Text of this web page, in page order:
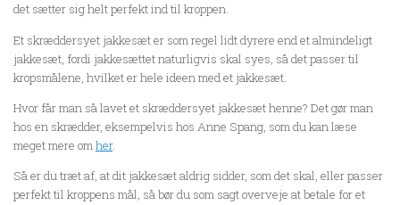
det sætter sig helt perfekt ind til kroppen.
Et skræddersyet jakkesæt er som regel lidt dyrere end et almindeligt
jakkesæt, fordi jakkesættet naturligvis skal syes, så det passer til
kropsmålene, hvilket er hele ideen med et jakkesæt.
Hvor får man så lavet et skræddersyet jakkesæt henne? Det gør man
hos en skrædder, eksempelvis hos Anne Spang, som du kan læse
meget mere omher.
Så er du træt af, at dit jakkesæt aldrig sidder, som det skal, eller passer
perfekt til kroppens mål, så bør du som sagt overveje at betale for et